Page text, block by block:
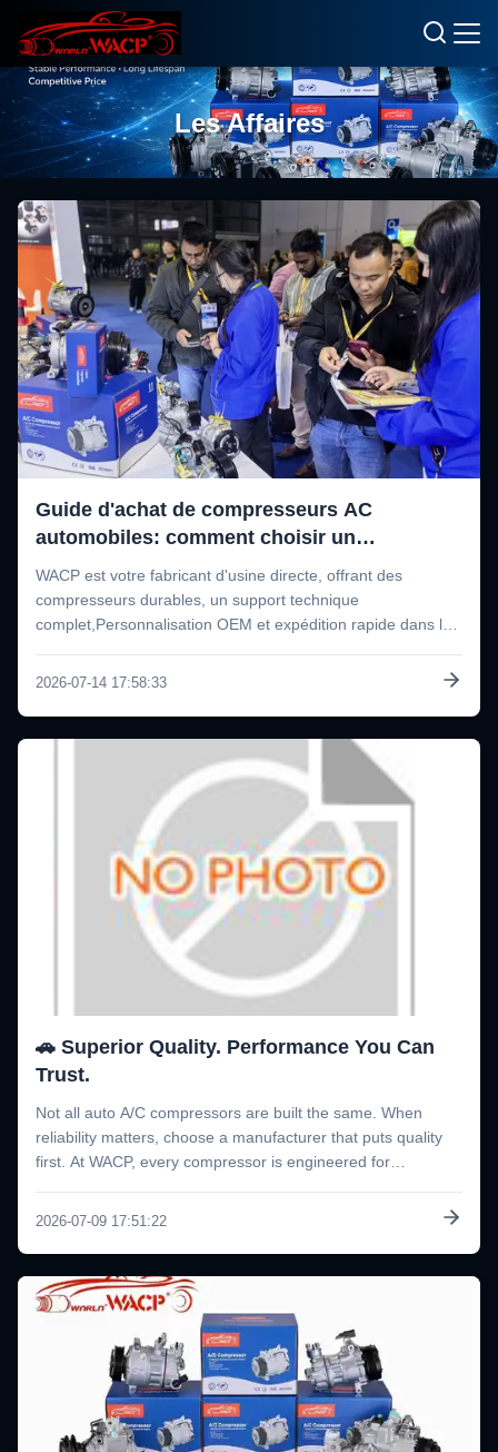
Les Affaires
Guide d'achat de compresseurs AC
automobiles: comment choisir un
fournisseur à faible taux de défaillance pour
votre entreprise de pièces automobiles
WACP est votre fabricant d'usine directe, offrant des
compresseurs durables, un support technique
complet,Personnalisation OEM et expédition rapide dans le
ateliers de réparation.Les étiquettesCompresseur de
2026-07-14 17:58:33
🚗 Superior Quality. Performance You Can
Trust.
Not all auto A/C compressors are built the same. When
reliability matters, choose a manufacturer that puts quality
first. At WACP, every compressor is engineered for
long-lasting durability. From premium raw materials to strict
2026-07-09 17:51:22